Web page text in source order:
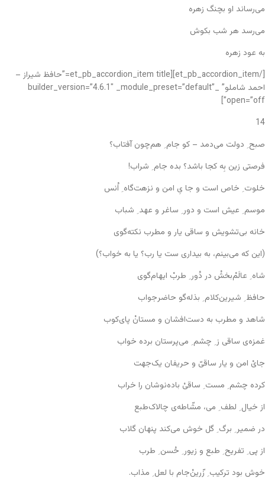
می‌رساند او بچنگ زهره
می‌رسد هر شب بکوش
به عود زهره
[/et_pb_accordion_item][et_pb_accordion_item title=”حافظ شیراز –
احمد شاملو” _builder_version=”4.6.1″ _module_preset=”default”
open=”off”]
14
صبح ِ دولت می‌دمد – کو جام ِ هم‌چون آفتاب؟
فرصتی زین بِه کجا باشد؟ بده جام ِ شراب!
خلوت ِ خاص است و جا یِ امن و نزهت‌گاه ِ اُنس
موسم ِ عیش است و دور ِ ساغر و عهد ِ شباب
خانه بی‌تشویش و ساقی یار و مطرب نکته‌گوی
(این که می‌بینم، به بیداری ست یا رب؟ یا به خواب؟)
شاه ِ عالَم‌ْبخشْ در دُور ِ طربْ ایهام‌گوی
حافظ ِ شیرین‌کلام ِ بذله‌گو حاضر‌جواب
شاهد و مطرب به دست‌افشان و مستانْ پای‌کوب
غمزه‌ی ساقی ز ِ چشم ِ می‌پرستان برده خواب
جایْ امن و یار ساقیّ و حریفان یک‌جهت
کرده چشم ِ مست ِ ساقیْ باده‌نوشان را خراب
از خیال ِ لطف ِ می، مشّاطه‌ی چالاک‌طبع
در ضمیر ِ برگ ِ گل خوش می‌کند پنهان گلاب
از پی ِ تفریح ِ طبع و زیور ِ حُسن ِ طرب
خوش بود ترکیب ِ زّرین‌ْجام با لعل ِ مذاب.